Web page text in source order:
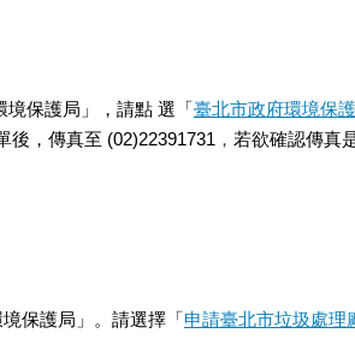
保護局」 ，請點 選「臺北市政府環境保
後，傳真至 (02)22391731 ， 若欲確認傳真
保護局」
。請選擇「申請臺北市垃圾處理